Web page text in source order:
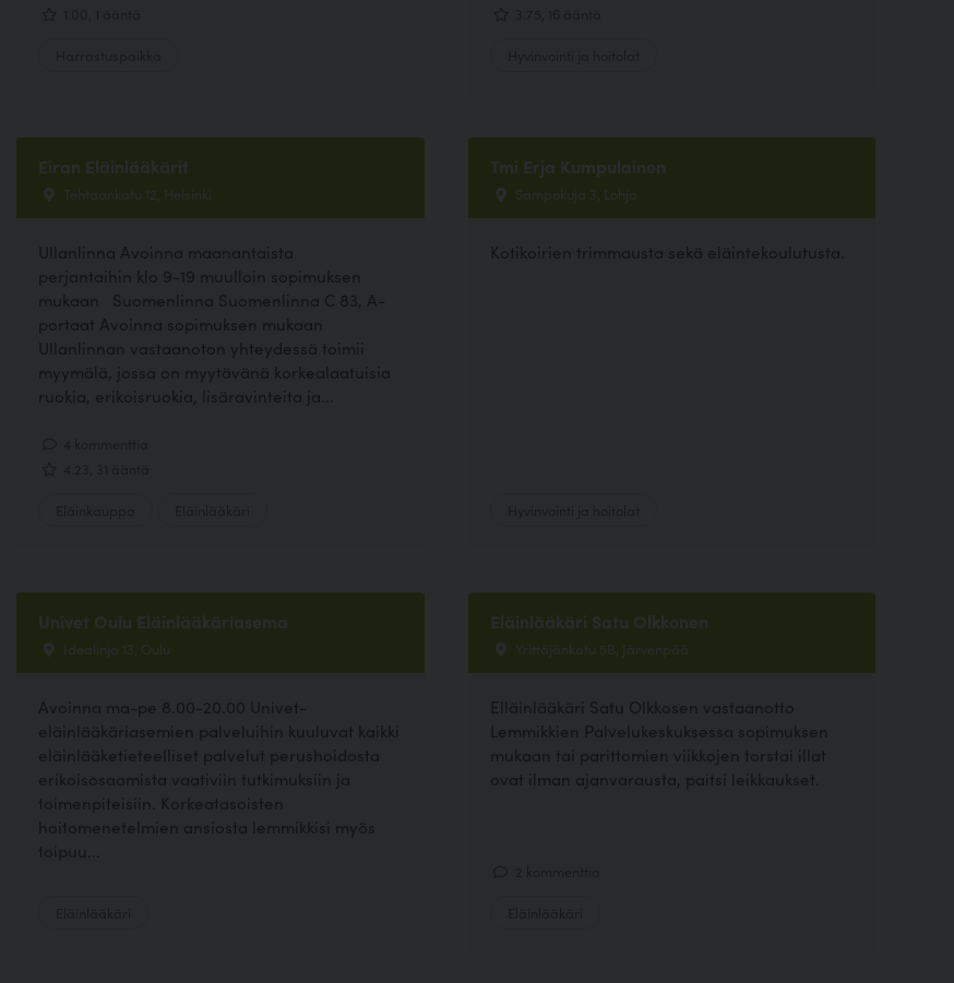
Eiran Eläinlääkärit
Tehtaankatu 12, Helsinki
Ullanlinna Avoinna maanantaista
perjantaihin klo 9-19 muulloin sopimuksen
mukaan Suomenlinna Suomenlinna C 83, A-
portaat Avoinna sopimuksen mukaan
Ullanlinnan vastaanoton yhteydessä toimii
myymälä, jossa on myytävänä korkealaatuisia
ruokia, erikoisruokia, lisäravinteita ja...
Tmi Erja Kumpulainen
Sampokuja 3, Lohja
Kotikoirien trimmausta sekä eläintekoulutusta.
Univet Oulu Eläinlääkäriasema
Idealinja 13, Oulu
Avoinna ma-pe 8.00-20.00 Univet-
eläinlääkäriasemien palveluihin kuuluvat kaikki
eläinlääketieteelliset palvelut perushoidosta
erikoisosaamista vaativiin tutkimuksiin ja
toimenpiteisiin. Korkeatasoisten
hoitomenetelmien ansiosta lemmikkisi myös
toipuu...
Eläinlääkäri Satu Olkkonen
Yrittäjänkatu 5B, Järvenpää
Elläinlääkäri Satu Olkkosen vastaanotto
Lemmikkien Palvelukeskuksessa sopimuksen
mukaan tai parittomien viikkojen torstai illat
ovat ilman ajanvarausta, paitsi leikkaukset.